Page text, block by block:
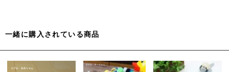
一緒に購入されている商品